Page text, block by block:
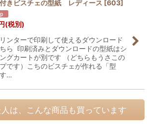
きビスチェの型紙 レディース [603]
(税別)
ンターで印刷して使えるダウンロード
ら 印刷済みとダウンロードの型紙はシ
グカートが別です （どちらもうさこの
です）こちのビスチェが作れる「型
…
は、こんな商品も買っています